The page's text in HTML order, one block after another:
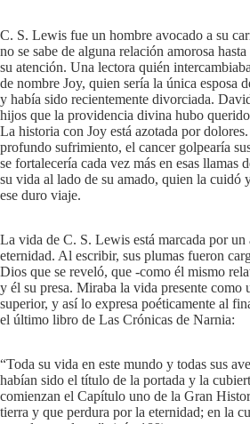
C. S. Lewis fue un hombre avocado a su
no se sabe de alguna relación amorosa
su atención. Una lectora quién
de nombre Joy, quien sería la única esposa
y había sido recientemente divorciada.
hijos que la providencia divina hubo
La historia con Joy está azotada por
profundo sufrimiento, el cancer golpearía
se fortalecería cada vez más en esas llamas
su vida al lado de su amado, quien la cuidó
ese duro viaje.
La vida de C. S. Lewis está marcada por un
eternidad. Al escribir, sus plumas fueron
Dios que se reveló, que -como él mismo
y él su presa. Miraba la vida presente como
superior, y así lo expresa poéticamente al
el último libro de Las Crónicas de Narnia:
“Toda su vida en este mundo y todas sus
habían sido el título de la portada y la
comienzan el Capítulo uno de la Gran
tierra y que perdura por la eternidad; en la